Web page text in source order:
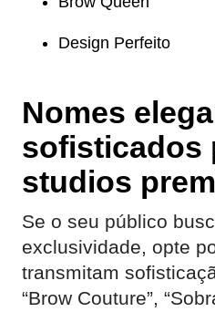
Design Perfeito
Nomes
sofisticados
studios
Se o seu público
exclusividade, opte
transmitam
“Brow Couture”,